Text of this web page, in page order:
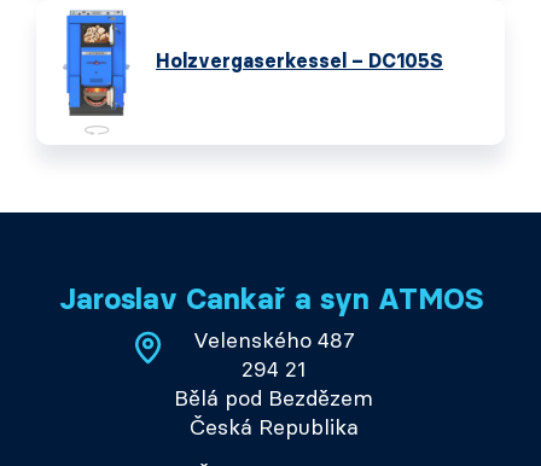
Holzvergaserkessel – DC105S
Jaroslav Cankař a syn ATMOS
Velenského 487
294 21
Bělá pod Bezdězem
Česká Republika